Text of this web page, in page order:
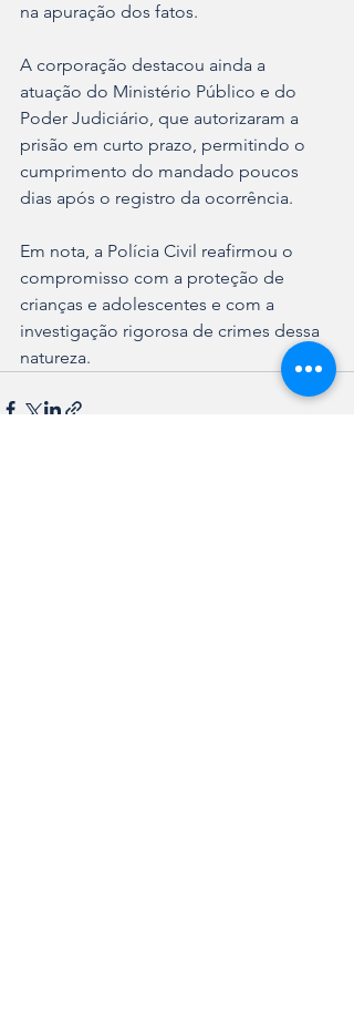
na apuração dos fatos.
A corporação destacou ainda a
atuação do Ministério Público e do
Poder Judiciário, que autorizaram a
prisão em curto prazo, permitindo o
cumprimento do mandado poucos
dias após o registro da ocorrência.
Em nota, a Polícia Civil reafirmou o
compromisso com a proteção de
crianças e adolescentes e com a
investigação rigorosa de crimes dessa
natureza.